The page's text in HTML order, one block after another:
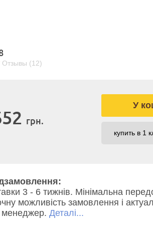
Отзывы (12)
грн.
купить в 1
3 - 6 тижнів. Мінімальна
можливість замовлення і
менеджер. Деталі...